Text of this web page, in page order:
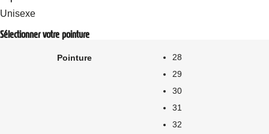
Unisexe
Sélectionner votre pointure
Pointure
28
29
30
31
32